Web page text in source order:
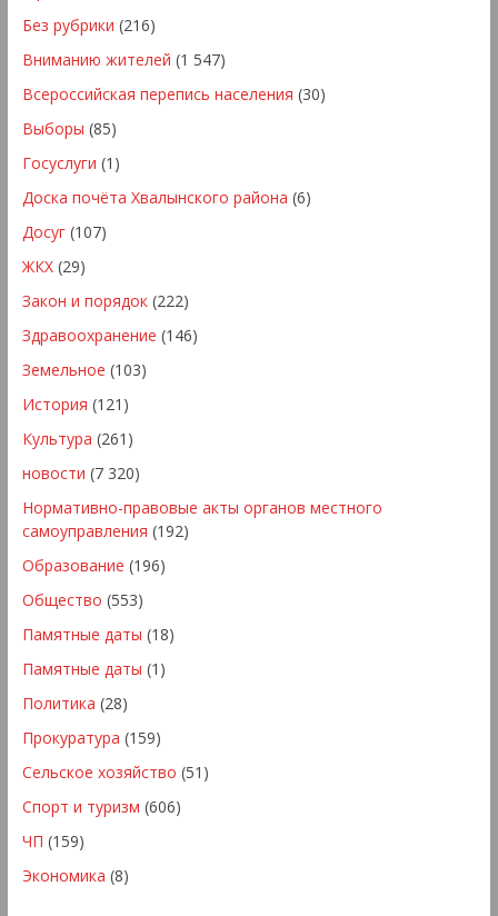
Без рубрики (216)
Вниманию жителей (1 547)
Всероссийская перепись населения (30)
Выборы (85)
Госуслуги (1)
Доска почёта Хвалынского района (6)
Досуг(107)
ЖКХ(29)
Закон и порядок(222)
Здравоохранение (146)
Земельное (103)
История (121)
Культура (261)
новости (7 320)
Нормативно-правовые акты органов местного
самоуправления (192)
Образование (196)
Общество (553)
Памятные даты (18)
Памятные даты (1)
Политика (28)
Прокуратура (159)
Сельское хозяйство (51)
Спорт и туризм (606)
ЧП (159)
Экономика (8)